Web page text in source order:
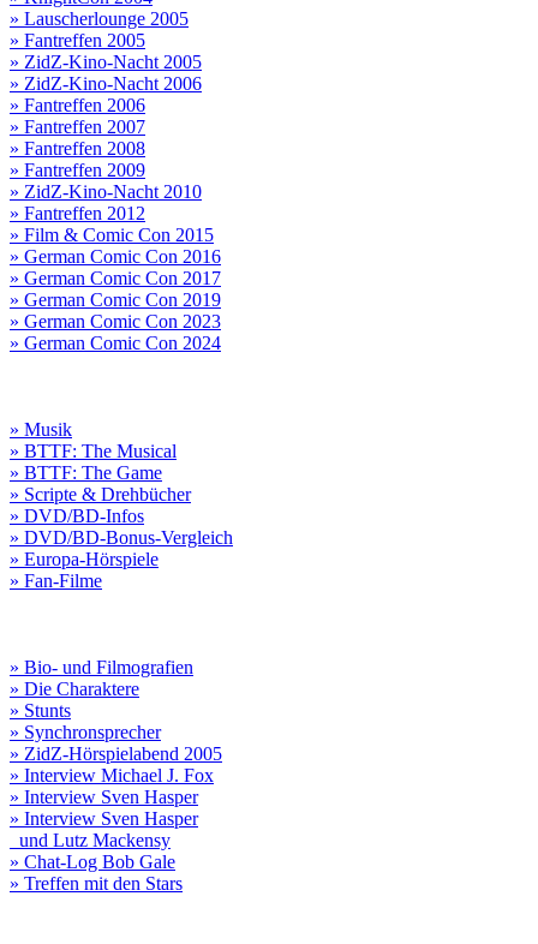
» Lauscherlounge 2005
» Fantreffen 2005
» ZidZ-Kino-Nacht 2005
» ZidZ-Kino-Nacht 2006
» Fantreffen 2006
» Fantreffen 2007
» Fantreffen 2008
» Fantreffen 2009
» ZidZ-Kino-Nacht 2010
» Fantreffen 2012
» Film & Comic Con 2015
» German Comic Con 2016
» German Comic Con 2017
» German Comic Con 2019
» German Comic Con 2023
» German Comic Con 2024
» Musik
» BTTF: The Musical
» BTTF: The Game
» Scripte & Drehbücher
» DVD/BD-Infos
» DVD/BD-Bonus-Vergleich
» Europa-Hörspiele
» Fan-Filme
» Bio- und Filmografien
» Die Charaktere
» Stunts
» Synchronsprecher
» ZidZ-Hörspielabend 2005
» Interview Michael J. Fox
» Interview Sven Hasper
» Interview Sven Hasper
und Lutz Mackensy
» Chat-Log Bob Gale
» Treffen mit den Stars